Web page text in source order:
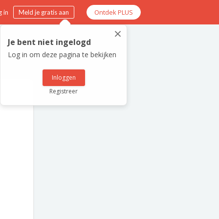
in Meld je gratis aan Ontdek PLUS
×
Je bent niet ingelogd
Log in om deze pagina te bekijken
Inloggen
Registreer